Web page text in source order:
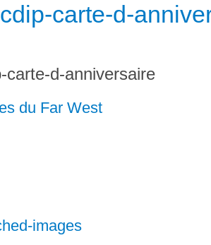
carte-d-
carte-d-anniversaire
du Far West
images